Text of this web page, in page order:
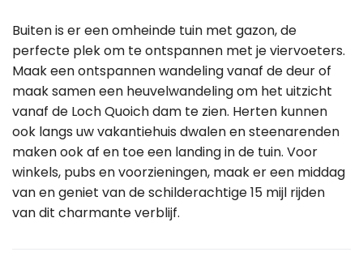
Buiten is er een omheinde tuin met gazon, de
perfecte plek om te ontspannen met je viervoeters.
Maak een ontspannen wandeling vanaf de deur of
maak samen een heuvelwandeling om het uitzicht
vanaf de Loch Quoich dam te zien. Herten kunnen
ook langs uw vakantiehuis dwalen en steenarenden
maken ook af en toe een landing in de tuin. Voor
winkels, pubs en voorzieningen, maak er een middag
van en geniet van de schilderachtige 15 mijl rijden
van dit charmante verblijf.